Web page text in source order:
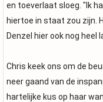
en toeverlaat sloeg. "Ik
hiertoe in staat zou zijn.
Denzel hier ook nog heel
Chris keek ons om de
neer gaand van de
hartelijke kus op haar